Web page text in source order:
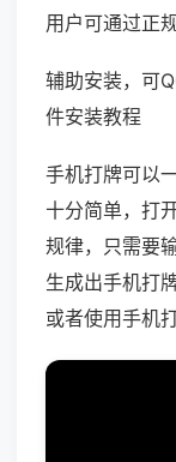
用户可通过正
辅助安装，可
件安装教程
手机打牌可以
十分简单，打
规律，只需要
生成出手机打
或者使用手机